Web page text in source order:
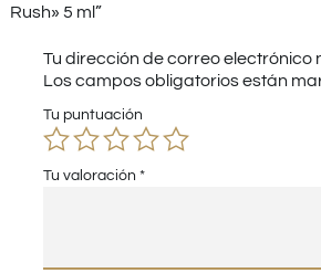
Rush» 5 ml”
Tu dirección de correo electrónico
Los campos obligatorios están
Tu puntuación
Tu valoración *